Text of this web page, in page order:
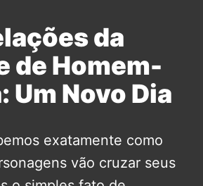
da
de Homem-
Um Novo Dia
exatamente como
vão cruzar seus